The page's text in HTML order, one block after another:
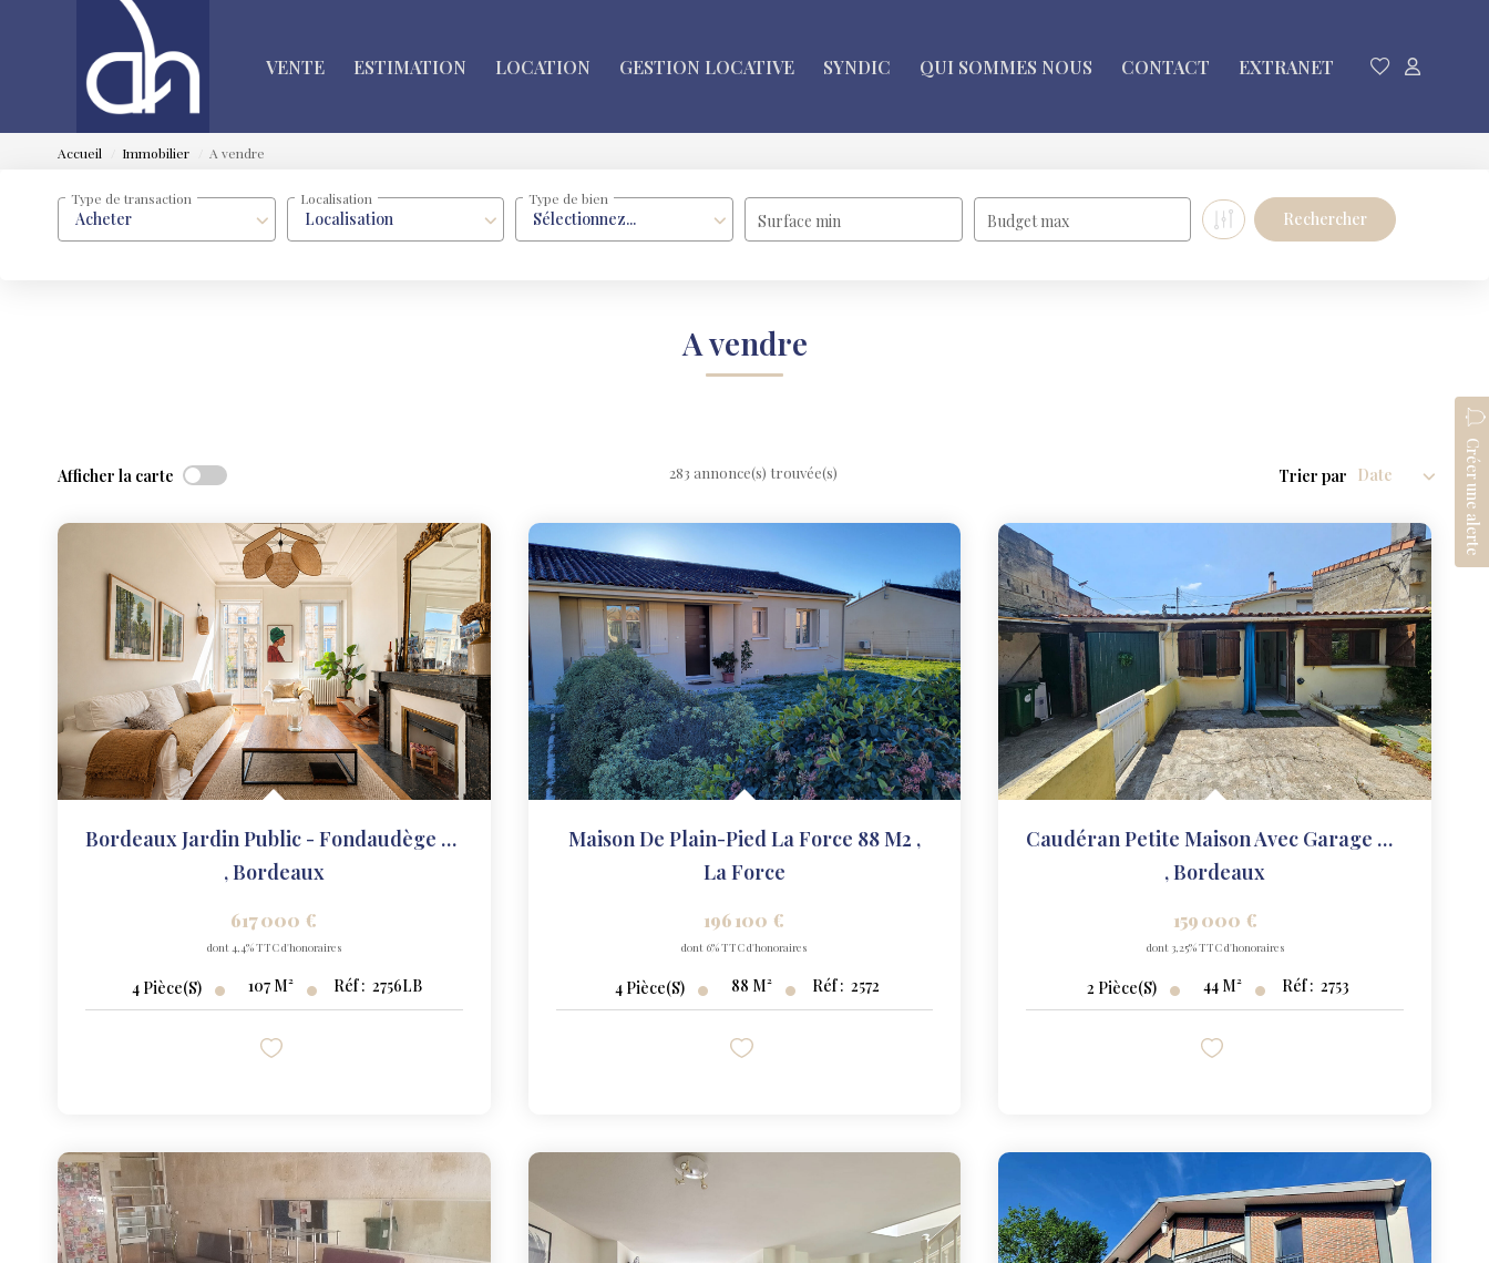
VENTE ESTIMATION LOCATION GESTION LOCATIVE SYNDIC QUI SOMMES NOUS CONTACT EXTRANET
Accueil Immobilier A vendre
Acheter
Type de transaction
Localisation
Localisation
Sélectionnez...
Type de bien
Surface min Budget max
A vendre
Créer une alerte
Afficher la carte 283 annonce(s) trouvée(s) Trier par
Bordeaux Jardin Public - Fondaudège - 107 M²
,Bordeaux
617 000 €
dont 4,4% TTC d'honoraires
4 Pièce(s) 107 M² Réf : 2756LB
Maison De Plain-Pied La Force 88 M2 ,
La Force
196 100 €
dont 6% TTC d'honoraires
4 Pièce(s) 88 M² Réf : 2572
Caudéran Petite Maison Avec Garage Et Jardin En 2e Ligne
,Bordeaux
159 000 €
dont 3,25% TTC d'honoraires
2 Pièce(s) 44 M² Réf : 2753